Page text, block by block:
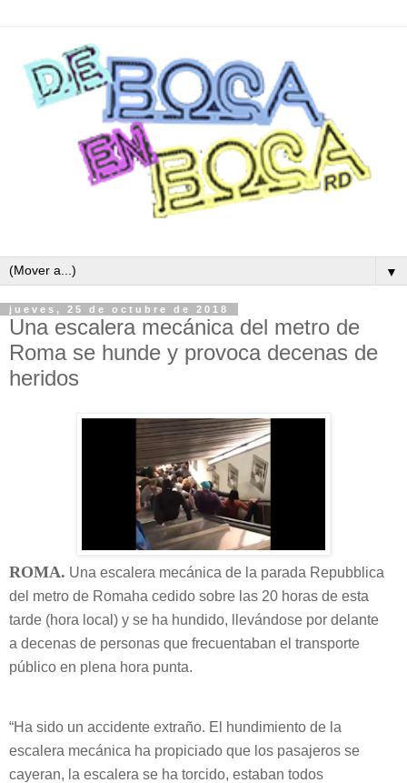
▼
jueves, 25 de octubre de 2018
Una escalera mecánica del metro de
Roma se hunde y provoca decenas de
heridos
ROMA. Una escalera mecánica de la parada Repubblica
del metro de Romaha cedido sobre las 20 horas de esta
tarde (hora local) y se ha hundido, llevándose por delante
a decenas de personas que frecuentaban el transporte
público en plena hora punta.
“Ha sido un accidente extraño. El hundimiento de la
escalera mecánica ha propiciado que los pasajeros se
cayeran, la escalera se ha torcido, estaban todos